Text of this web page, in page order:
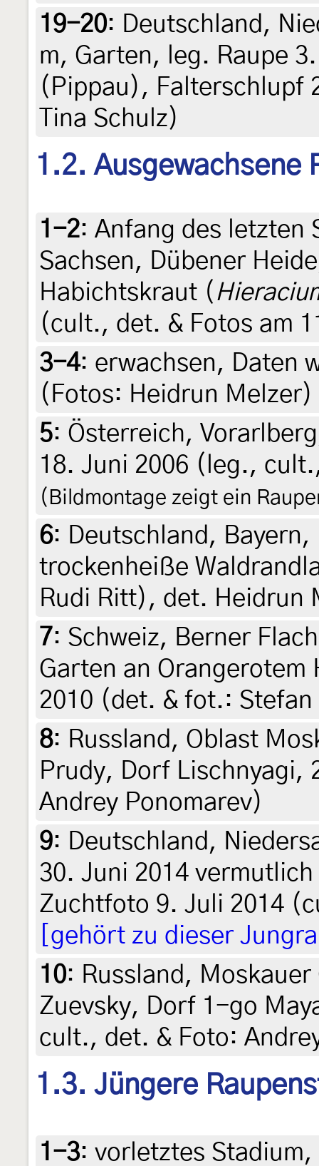
19-20: Deutschland,
m, Garten, leg. Raupe
(Pippau), Falterschlupf
Tina Schulz)
1.2. Ausgewachsene
1-2: Anfang des letzten
Sachsen, Dübener
Habichtskraut (
(cult., det. & Fotos am
3-4: erwachsen, Daten
(Fotos: Heidrun Melzer)
5: Österreich,
18. Juni 2006 (leg.,
(Bildmontage zeigt ein
6: Deutschland,
trockenheiße
Rudi Ritt), det. Heidrun
7: Schweiz, Berner
Garten an
2010 (det. & fot.:
8: Russland, Oblast
Prudy, Dorf Lischnyagi,
Andrey Ponomarev)
9: Deutschland,
30. Juni 2014
Zuchtfoto 9. Juli 2014
[gehört zu dieser
10: Russland,
Zuevsky, Dorf 1-go
cult., det. & Foto:
1.3. Jüngere
1-3: vorletztes